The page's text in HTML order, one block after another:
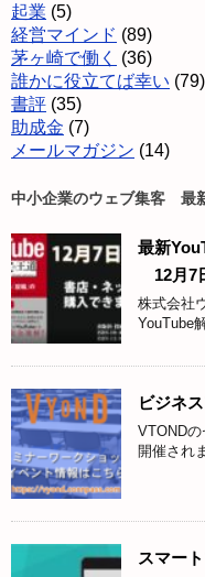
起業 (5)
経営マインド (89)
茅ヶ崎で働く
(36)
誰かに役立てば幸い (79)
書評 (35)
助成金 (7)
メールマガジン (14)
中小企業のウェブ集客 最
最新
12月7
株式会社
YouTube
ビジネ
VTOND
開催され
スマー